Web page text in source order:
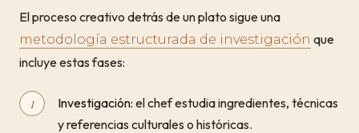
El proceso creativo detrás de un plato sigue una
metodología estructurada de investigación que
incluye estas fases:
Investigación: el chef estudia ingredientes, técnicas
y referencias culturales o históricas.